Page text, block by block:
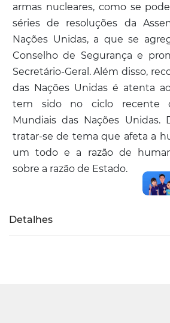
armas nucleares, como se
séries de resoluções da
Nações Unidas, a que se
Conselho de Segurança e
Secretário-Geral. Além disso,
das Nações Unidas é atenta
tem sido no ciclo recente
Mundiais das Nações Unidas.
tratar-se de tema que afeta a
um todo e a razão de
sobre a razão de Estado.
Detalhes